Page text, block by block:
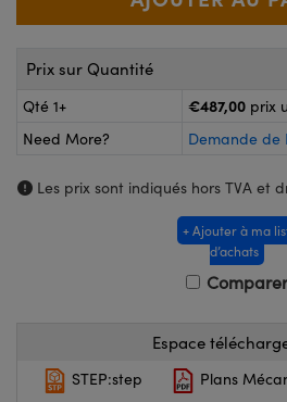
de Poche ou à Mesure Directe
: Microscopie
pour Caméras
: Caméras
Optiques Lightpath
Optiques de SCHOTT
Prix sur Quantité
Qté 1+ €487,00 prix
Need More?
Demande de
Les prix sont indiqués hors TVA et
+ Ajouter à ma
d’achats
Comparer
Espace
STEP:step Plans